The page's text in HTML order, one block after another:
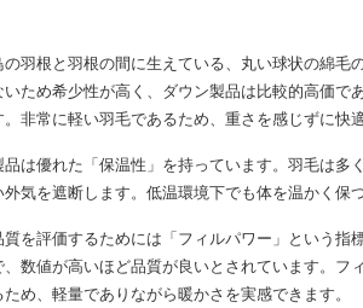
の羽根と羽根の間に生えている、丸い球状の綿毛
いため希少性が高く、ダウン製品は比較的高価で
非常に軽い羽毛であるため、重さを感じずに快
品は優れた「保温性」を持っています。羽毛は多
気を遮断します。低温環境下でも体を温かく保
質を評価するためには「フィルパワー」という指
、数値が高いほど品質が良いとされています。フ
め、軽量でありながら暖かさを実感できます。